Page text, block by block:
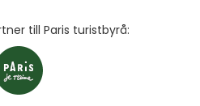
till Paris turistbyrå: